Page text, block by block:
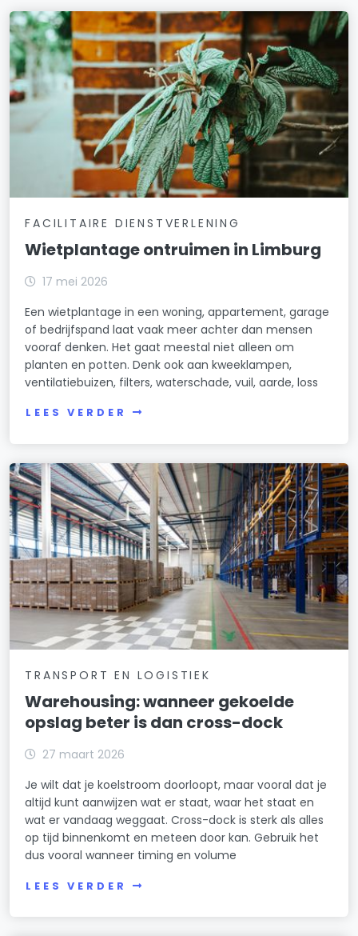
FACILITAIRE DIENSTVERLENING
Wietplantage ontruimen in Limburg
17 mei 2026
Een wietplantage in een woning, appartement, garage
of bedrijfspand laat vaak meer achter dan mensen
vooraf denken. Het gaat meestal niet alleen om
planten en potten. Denk ook aan kweeklampen,
ventilatiebuizen, filters, waterschade, vuil, aarde, loss
LEES VERDER
TRANSPORT EN LOGISTIEK
Warehousing: wanneer gekoelde
opslag beter is dan cross-dock
27 maart 2026
Je wilt dat je koelstroom doorloopt, maar vooral dat je
altijd kunt aanwijzen wat er staat, waar het staat en
wat er vandaag weggaat. Cross-dock is sterk als alles
op tijd binnenkomt en meteen door kan. Gebruik het
dus vooral wanneer timing en volume
LEES VERDER